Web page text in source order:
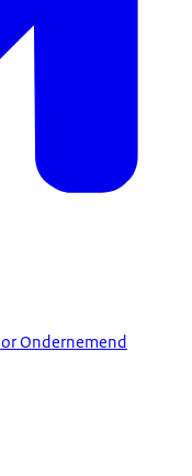
Ondernemend